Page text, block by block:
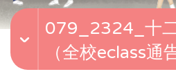
079_2324_十
（全校eclass通